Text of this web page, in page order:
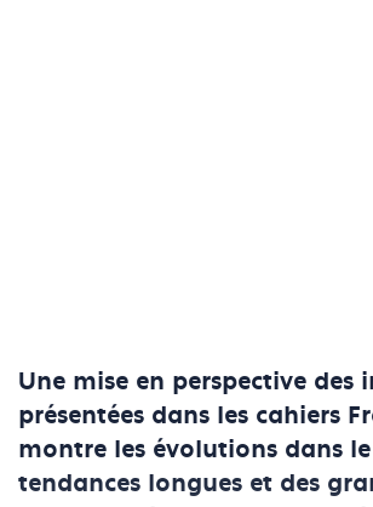
Une mise en perspective des
présentées dans les cahiers
montre les évolutions dans
tendances longues et des